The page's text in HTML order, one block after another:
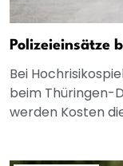
Polizeieinsätze
Bei
beim Thüringen-
werden Kosten